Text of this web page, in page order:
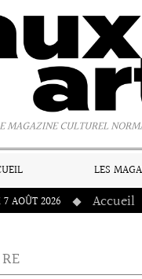
MAGAZINE CULTUREL
LES
7 AOÛT 2026
Accueil
cookies